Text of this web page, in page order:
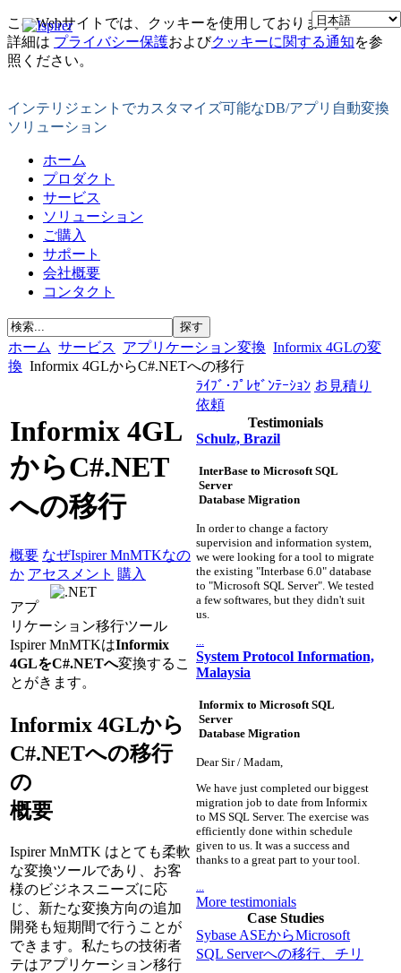
このWebサイトでは、クッキーを使用しております。
詳細は プライバシー保護およびクッキーに関する通知を参
照ください。
インテリジェントでカスタマイズ可能なDB/アプリ自動変換
ソリューション
ホーム
プロダクト
サービス
ソリューション
ご購入
サポート
会社概要
コンタクト
ホーム サービス アプリケーション変換 Informix 4GLの変
換 Informix 4GLからC#.NETへの移行
Informix 4GL
からC#.NET
への移行
概要 なぜIspirer MnMTKなの
か アセスメント 購入
アプ
リケーション移行ツール
Ispirer MnMTKはInformix
4GLをC#.NETへ変換するこ
とがきます。
Informix 4GLから
C#.NETへの移行
の
概要
Ispirer MnMTK はとても柔軟
な変換ツールであり、お客
様のビジネスニーズに応
じ、新たな変換方向の追加
開発も短期間で行うことが
できます。私たちの技術者
テはアプリケーション移行
ﾗｲﾌﾞ･ﾌﾟﾚｾﾞﾝﾃｰｼｮﾝ お見積り
依頼
Testimonials
Schulz, Brazil
InterBase to Microsoft SQL
Server
Database Migration
In order to change a factory
supervision and information system,
we were looking for a tool to migrate
the existing "Interbase 6.0" database
to "Microsoft SQL Server". We tested
a few softwares, but they didn't suit
us.
System Protocol Information,
Malaysia
Informix to Microsoft SQL
Server
Database Migration
Dear Sir / Madam,
We have just completed our biggest
migration job to date from Informix
to MS SQL Server. The exercise was
efficiently done within schedule
given to us. It was a success and
thanks to a great part to your tool.
More testimonials
Case Studies
Sybase ASEからMicrosoft
SQL Serverへの移行、チリ